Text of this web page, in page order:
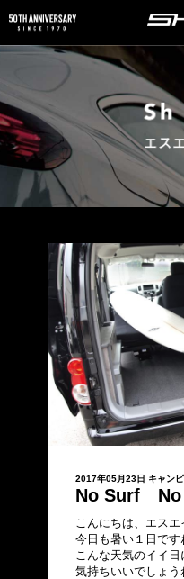
2017年05月23日 キャン
No Surf No
こんにちは、エスエ
今日も暑い１日です
こんな天気のイイ
気持ちいいでしょう